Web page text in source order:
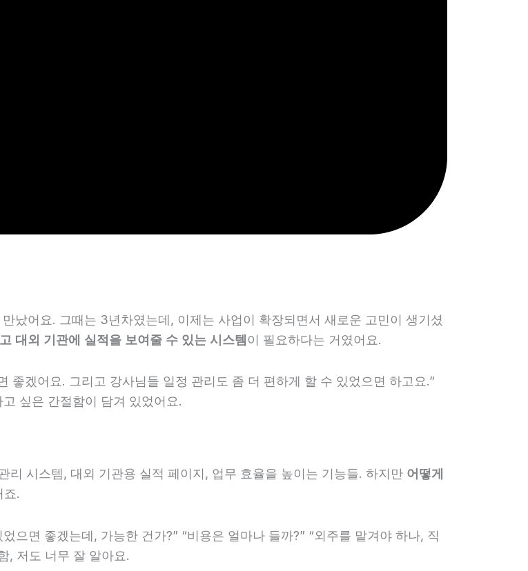
났어요. 그때는 3년차였는데, 이제는 사업이 확장되면서 새로운 고민이 생기셨
대외 기관에 실적을 보여줄 수 있는 시스템이 필요하다는 거였어요.
좋겠어요. 그리고 강사님들 일정 관리도 좀 더 편하게 할 수 있었으면 하고요.”
싶은 간절함이 담겨 있었어요.
리 시스템, 대외 기관용 실적 페이지, 업무 효율을 높이는 기능들. 하지만 어떻게
죠.
으면 좋겠는데, 가능한 건가?” “비용은 얼마나 들까?” “외주를 맡겨야 하나, 직
, 저도 너무 잘 알아요.